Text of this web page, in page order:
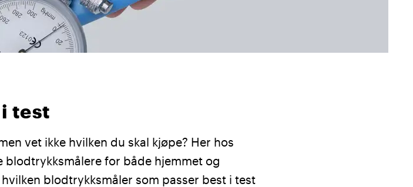
test
vet ikke hvilken du skal kjøpe? Her hos
for både hjemmet og
blodtrykksmåler som passer best i test